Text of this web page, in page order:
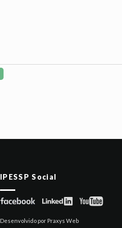
IPESSP Social
Desenvolvido por Praxys Web